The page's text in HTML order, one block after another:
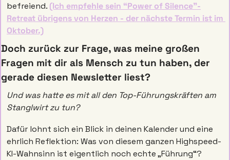
befreiend. (Ich empfehle sein “Power of Silence”-
Retreat übrigens von Herzen - der nächste Termin ist im
Oktober.)
Doch zurück zur Frage, was meine großen
Fragen mit dir als Mensch zu tun haben, der
gerade diesen Newsletter liest?
Und was hatte es mit all den Top-Führungskräften am
Stanglwirt zu tun?
Dafür lohnt sich ein Blick in deinen Kalender und eine
ehrlich Reflektion: Was von diesem ganzen Highspeed-
KI-Wahnsinn ist eigentlich noch echte „Führung“?